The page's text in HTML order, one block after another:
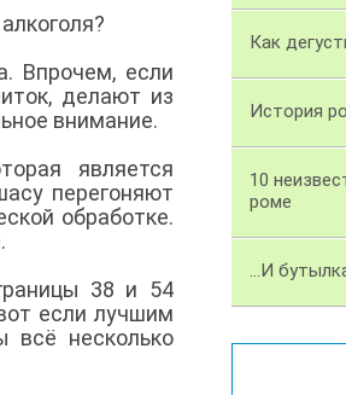
Впрочем, если
делают из
внимание.
является
перегоняют
обработке.
38 и 54
если лучшим
всё несколько
Как
История
10
роме
...И